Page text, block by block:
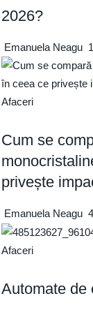
2026?
Emanuela Neagu
Afaceri
Cum se
privește
Emanuela Neagu
Afaceri
Automate de